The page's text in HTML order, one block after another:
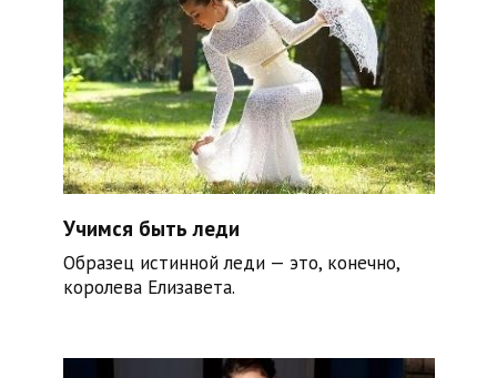
Учимся быть леди
Образец истинной леди — это, конечно,
королева Елизавета.